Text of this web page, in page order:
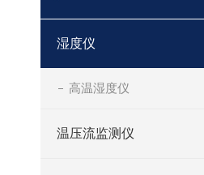
湿度仪
高温湿度仪
温压流监测仪